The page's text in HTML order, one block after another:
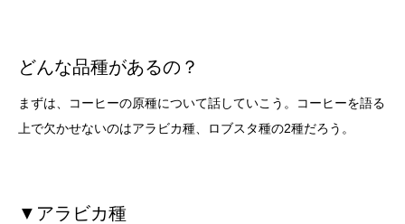
どんな品種があるの？
まずは、コーヒーの原種について話していこう。コーヒーを語る
上で欠かせないのはアラビカ種、ロブスタ種の2種だろう。
▼アラビカ種